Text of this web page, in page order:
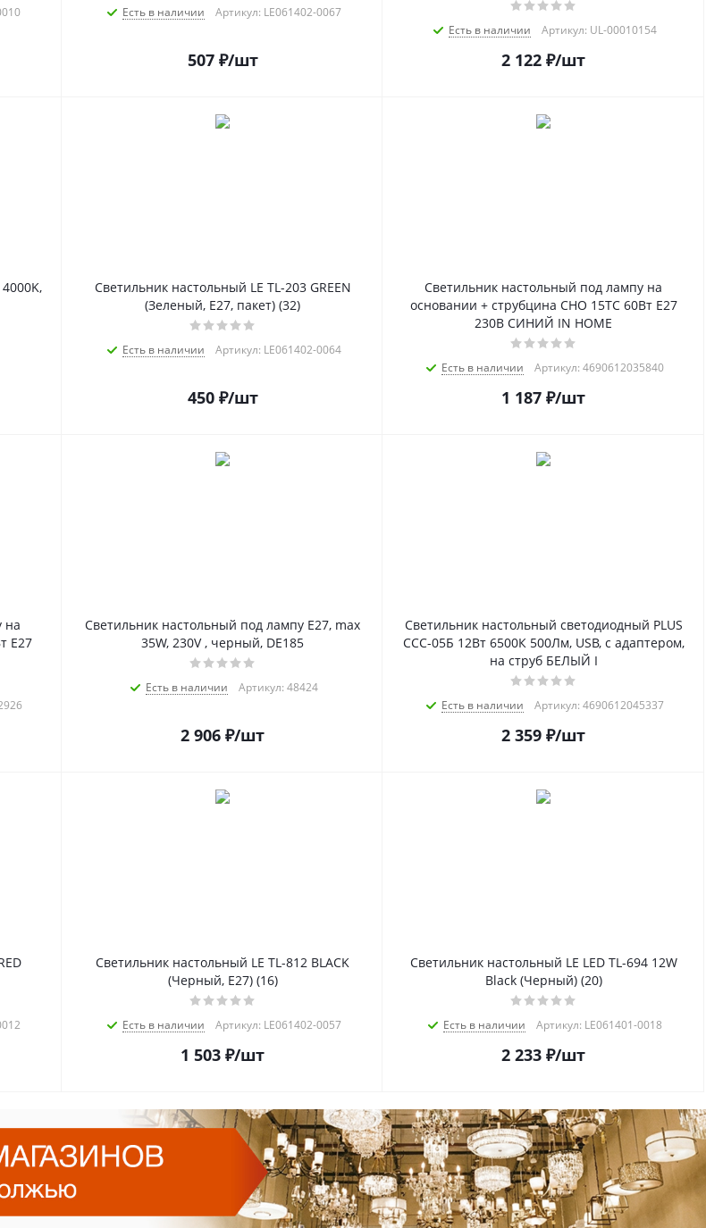
Есть в наличии Артикул: LE061402-0067
507₽/шт
Есть в наличии Артикул: UL-00010154
2 122 ₽/шт
Светильник настольный LE TL-203 GREEN
(Зеленый, E27, пакет) (32)
Есть в наличии Артикул: LE061402-0064
450₽/шт
Светильник настольный под лампу на
основании + струбцина СНО 15ТС 60Вт E27
230В СИНИЙ IN HOME
Есть в наличии Артикул: 4690612035840
1 187 ₽/шт
на
E27
Светильник настольный под лампу E27, max
35W, 230V , черный, DE185
Есть в наличии Артикул: 48424
2 906 ₽/шт
Светильник настольный светодиодный PLUS
ССC-05Б 12Вт 6500К 500Лм, USB, с адаптером,
на струб БЕЛЫЙ I
Есть в наличии Артикул: 4690612045337
2 359 ₽/шт
Светильник настольный LE TL-812 BLACK
(Черный, E27) (16)
Есть в наличии Артикул: LE061402-0057
1 503 ₽/шт
Светильник настольный LE LED TL-694 12W
Black (Черный) (20)
Есть в наличии Артикул: LE061401-0018
2 233 ₽/шт